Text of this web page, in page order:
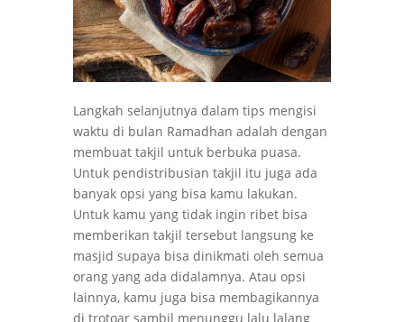
Langkah selanjutnya dalam tips mengisi
waktu di bulan Ramadhan adalah dengan
membuat takjil untuk berbuka puasa.
Untuk pendistribusian takjil itu juga ada
banyak opsi yang bisa kamu lakukan.
Untuk kamu yang tidak ingin ribet bisa
memberikan takjil tersebut langsung ke
masjid supaya bisa dinikmati oleh semua
orang yang ada didalamnya. Atau opsi
lainnya, kamu juga bisa membagikannya
di trotoar sambil menunggu lalu lalang